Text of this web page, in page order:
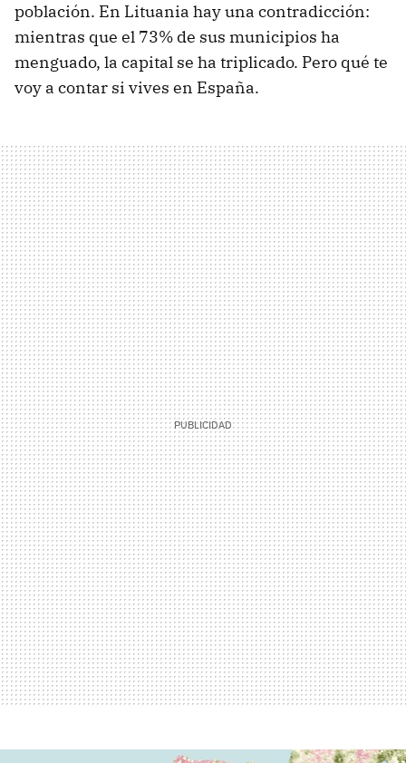
población. En Lituania hay una contradicción:
mientras que el 73% de sus municipios ha
menguado, la capital se ha triplicado. Pero qué te
voy a contar si vives en España.